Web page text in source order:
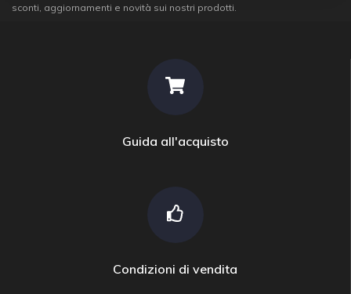
sconti, aggiornamenti e novità sui nostri prodotti.
Guida all'acquisto
Condizioni di vendita